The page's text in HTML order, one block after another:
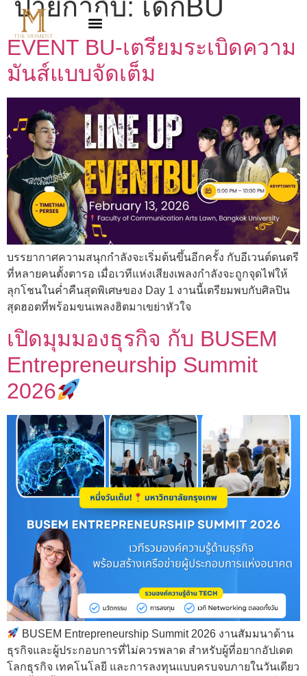
ป้ายกำกับ: เด็กBU
EVENT BU-เตรียมระเบิดความ
มันส์แบบจัดเต็ม
บรรยากาศความสนุกกำลังจะเริ่มต้นขึ้นอีกครั้ง กับอีเวนต์ดนตรี
ที่หลายคนตั้งตารอ เมื่อเวทีแห่งเสียงเพลงกำลังจะถูกจุดไฟให้
ลุกโชนในค่ำคืนสุดพิเศษของ Day 1 งานนี้เตรียมพบกับศิลปิน
สุดฮอตที่พร้อมขนเพลงฮิตมาเขย่าหัวใจ
เปิดมุมมองธุรกิจ กับ BUSEM
Entrepreneurship Summit
2026
BUSEM Entrepreneurship Summit 2026 งานสัมมนาด้าน
ธุรกิจและผู้ประกอบการที่ไม่ควรพลาด สำหรับผู้ที่อยากอัปเดต
โลกธุรกิจ เทคโนโลยี และการลงทุนแบบครบจบภายในวันเดียว